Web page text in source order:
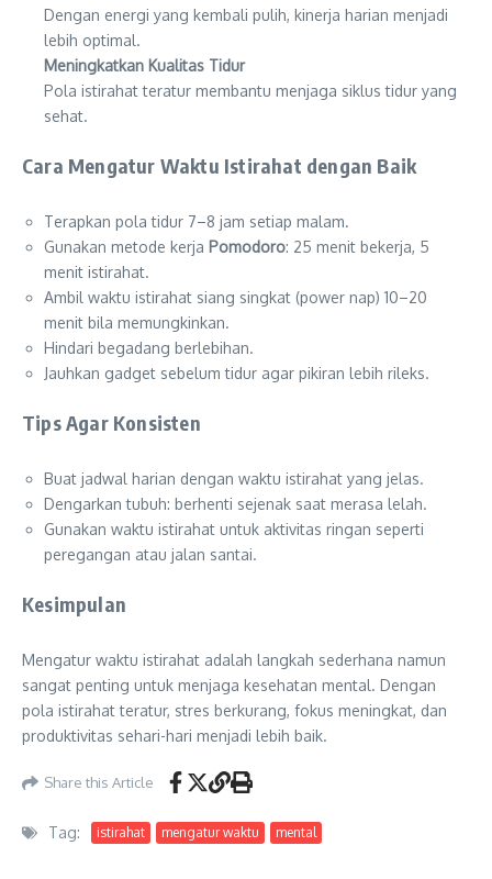
Dengan energi yang kembali pulih, kinerja harian menjadi
lebih optimal.
Meningkatkan Kualitas Tidur
Pola istirahat teratur membantu menjaga siklus tidur yang
sehat.
Cara Mengatur Waktu Istirahat dengan Baik
Terapkan pola tidur 7–8 jam setiap malam.
Gunakan metode kerja Pomodoro: 25 menit bekerja, 5
menit istirahat.
Ambil waktu istirahat siang singkat (power nap) 10–20
menit bila memungkinkan.
Hindari begadang berlebihan.
Jauhkan gadget sebelum tidur agar pikiran lebih rileks.
Tips Agar Konsisten
Buat jadwal harian dengan waktu istirahat yang jelas.
Dengarkan tubuh: berhenti sejenak saat merasa lelah.
Gunakan waktu istirahat untuk aktivitas ringan seperti
peregangan atau jalan santai.
Kesimpulan
Mengatur waktu istirahat adalah langkah sederhana namun
sangat penting untuk menjaga kesehatan mental. Dengan
pola istirahat teratur, stres berkurang, fokus meningkat, dan
produktivitas sehari-hari menjadi lebih baik.
Share this Article
Tag: istirahat mengatur waktu mental